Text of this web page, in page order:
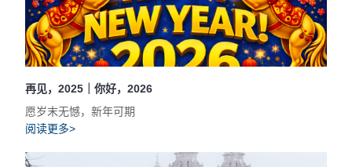
再见，2025｜你好，2026
愿岁末无憾，新年可期
阅读更多>